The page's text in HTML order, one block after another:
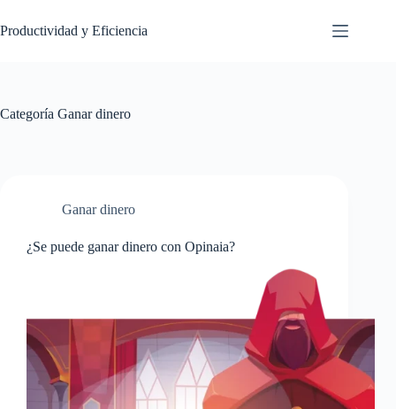
al
contenido
Productividad y Eficiencia
Categoría Ganar dinero
Ganar dinero
¿Se puede ganar dinero con Opinaia?